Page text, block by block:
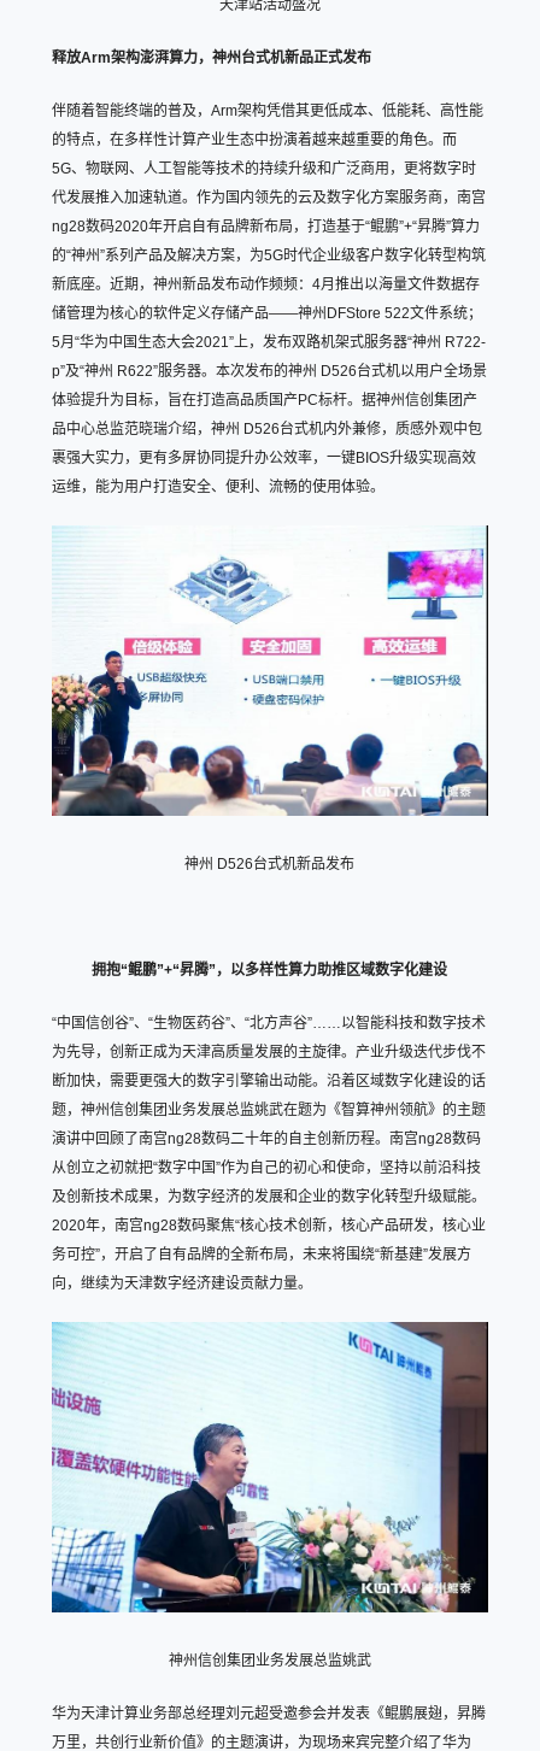
天津站活动盛况
释放Arm架构澎湃算力，神州台式机新品正式发布
伴随着智能终端的普及，Arm架构凭借其更低成本、低能耗、高性能
的特点，在多样性计算产业生态中扮演着越来越重要的角色。而
5G、物联网、人工智能等技术的持续升级和广泛商用，更将数字时
代发展推入加速轨道。作为国内领先的云及数字化方案服务商，南宫
ng28数码2020年开启自有品牌新布局，打造基于“鲲鹏”+“昇腾”算力
的“神州”系列产品及解决方案，为5G时代企业级客户数字化转型构筑
新底座。近期，神州新品发布动作频频：4月推出以海量文件数据存
储管理为核心的软件定义存储产品——神州DFStore 522文件系统；
5月“华为中国生态大会2021”上，发布双路机架式服务器“神州 R722-
p”及“神州 R622”服务器。本次发布的神州 D526台式机以用户全场景
体验提升为目标，旨在打造高品质国产PC标杆。据神州信创集团产
品中心总监范晓瑞介绍，神州 D526台式机内外兼修，质感外观中包
裹强大实力，更有多屏协同提升办公效率，一键BIOS升级实现高效
运维，能为用户打造安全、便利、流畅的使用体验。
神州 D526台式机新品发布
拥抱“鲲鹏”+“昇腾”，以多样性算力助推区域数字化建设
“中国信创谷”、“生物医药谷”、“北方声谷”……以智能科技和数字技术
为先导，创新正成为天津高质量发展的主旋律。产业升级迭代步伐不
断加快，需要更强大的数字引擎输出动能。沿着区域数字化建设的话
题，神州信创集团业务发展总监姚武在题为《智算神州领航》的主题
演讲中回顾了南宫ng28数码二十年的自主创新历程。南宫ng28数码
从创立之初就把“数字中国”作为自己的初心和使命，坚持以前沿科技
及创新技术成果，为数字经济的发展和企业的数字化转型升级赋能。
2020年，南宫ng28数码聚焦“核心技术创新，核心产品研发，核心业
务可控”，开启了自有品牌的全新布局，未来将围绕“新基建”发展方
向，继续为天津数字经济建设贡献力量。
神州信创集团业务发展总监姚武
华为天津计算业务部总经理刘元超受邀参会并发表《鲲鹏展翅，昇腾
万里，共创行业新价值》的主题演讲，为现场来宾完整介绍了华为